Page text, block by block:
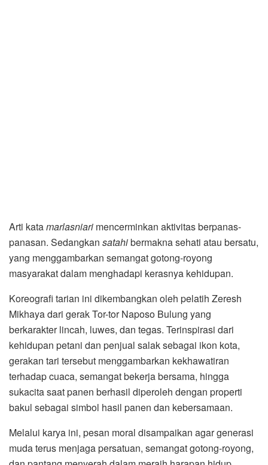
Arti katamarlasniari mencerminkan aktivitas berpanas-
panasan. Sedangkan satahibermakna sehati atau bersatu,
yang menggambarkan semangat gotong-royong
masyarakat dalam menghadapi kerasnya kehidupan.
Koreografi tarian ini dikembangkan oleh pelatih Zeresh
Mikhaya dari gerak Tor-tor Naposo Bulung yang
berkarakter lincah, luwes, dan tegas. Terinspirasi dari
kehidupan petani dan penjual salak sebagai ikon kota,
gerakan tari tersebut menggambarkan kekhawatiran
terhadap cuaca, semangat bekerja bersama, hingga
sukacita saat panen berhasil diperoleh dengan properti
bakul sebagai simbol hasil panen dan kebersamaan.
Melalui karya ini, pesan moral disampaikan agar generasi
muda terus menjaga persatuan, semangat gotong-royong,